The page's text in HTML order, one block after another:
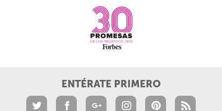
ENTÉRATE PRIMERO